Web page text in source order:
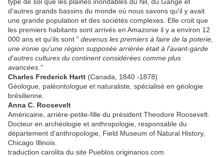
d'autres grands bassins du monde où nous savons qu'il y avait
une grande population et des sociétés complexes. Elle croit que
les premiers habitants sont arrivés en Amazonie il y a environ 12
000 ans et qu'ils sont " devenus les premiers à faire de la poterie,
une ironie qu'une région supposée arriérée était à l'avant-garde
d'autres cultures du continent considérées comme plus
avancées."
Charles Frederick Hartt (Canada, 1840 -1878)
Géologue, paléontologue et naturaliste, spécialisé en géologie
brésilienne.
Anna C. Roosevelt
Américaine, arrière-petite-fille du président Theodore Roosevelt.
Docteur en archéologie et anthropologie, responsable du
département d'anthropologie, Field Museum of Natural History,
Chicago Illinois.
traduction carolita du site Pueblos originarios.com